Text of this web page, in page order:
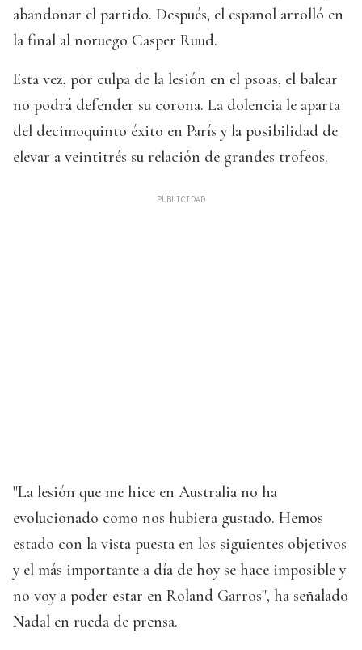
abandonar el partido. Después, el español arrolló en
la final al noruego Casper Ruud.
Esta vez, por culpa de la lesión en el psoas, el balear
no podrá defender su corona. La dolencia le aparta
del decimoquinto éxito en París y la posibilidad de
elevar a veintitrés su relación de grandes trofeos.
"La lesión que me hice en Australia no ha
evolucionado como nos hubiera gustado. Hemos
estado con la vista puesta en los siguientes objetivos
y el más importante a día de hoy se hace imposible y
no voy a poder estar en Roland Garros", ha señalado
Nadal en rueda de prensa.